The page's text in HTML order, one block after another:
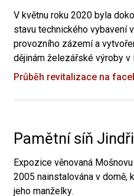
V květnu roku 2020 byla
stavu technického vybavení
provozního zázemí a
dějinám železářské výroby v
Průběh revitalizace na
Pamětní síň
Expozice věnovaná
2005 nainstalována v domě,
jeho manželky.